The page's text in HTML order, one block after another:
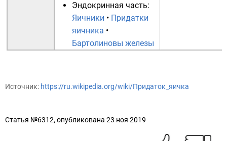
Эндокринная часть:
Яичники • Придатки
яичника •
Бартолиновы железы
Источник: https://ru.wikipedia.org/wiki/Придаток_яичка
Статья №6312, опубликована 23 ноя 2019